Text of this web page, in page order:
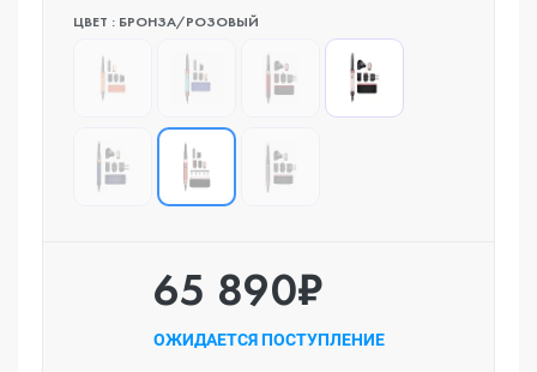
ЦВЕТ : БРОНЗА/РОЗОВЫЙ
65 890₽
ОЖИДАЕТСЯ ПОСТУПЛЕНИЕ